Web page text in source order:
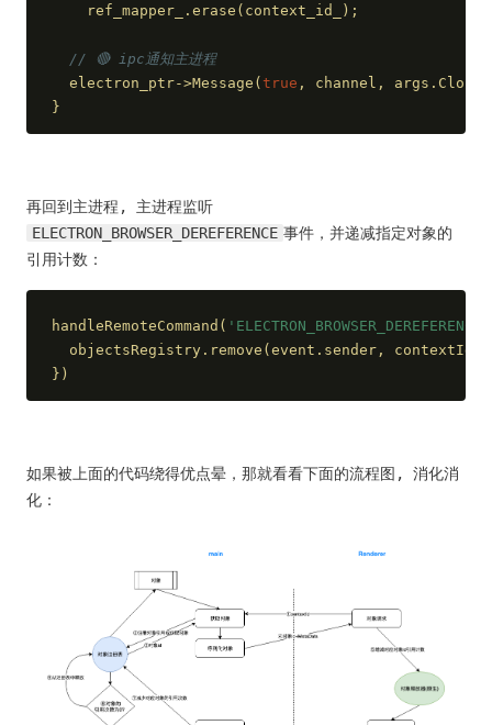
    ref_mapper_.erase(context_id_);
// 🔴 ipc通知主进程
  electron_ptr->Message(
true , channel,
}
再回到主进程, 主进程监听
ELECTRON_BROWSER_DEREFERENCE 事件，并递减指定对象的
引用计数：
handleRemoteCommand( 'ELECTRON_BROWSER_DEREFERENCE'
objectsRegistry.remove(event.sender, contextId,
})
如果被上面的代码绕得优点晕，那就看看下面的流程图, 消化消
化：